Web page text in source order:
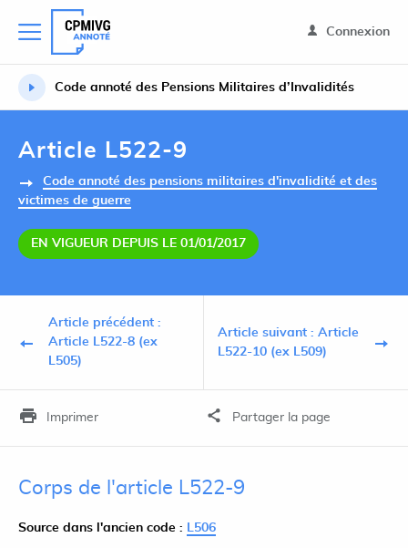
Connexion
Code annoté des Pensions Militaires d’Invalidités
Article L522-9
Code annoté des pensions militaires d'invalidité et des
victimes de guerre
EN VIGUEUR DEPUIS LE 01/01/2017
Article précédent :
Article L522-8 (ex
L505)
Article suivant : Article
L522-10 (ex L509)
Imprimer Partager la page
Corps de l'article L522-9
Source dans l'ancien code : L506